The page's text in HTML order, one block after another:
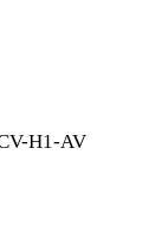
H1-AV